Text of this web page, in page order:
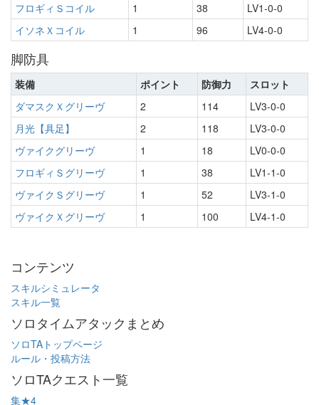
フロギィＳコイル
1 38
LV1-0-0
イソネＸコイル
1 96 LV4-0-0
脚防具
装備 ポイント 防御力
スロット
ダマスクＸグリーヴ
2 114
LV3-0-0
月光【具足】
2 118
LV3-0-0
ヴァイクグリーヴ
1 18
LV0-0-0
フロギィＳグリーヴ
1 38
LV1-1-0
ヴァイクＳグリーヴ
1 52
LV3-1-0
ヴァイクＸグリーヴ
1 100 LV4-1-0
コンテンツ
スキルシミュレータ
スキル一覧
ソロタイムアタックまとめ
ソロTAトップページ
ルール・投稿方法
ソロTAクエスト一覧
集★4